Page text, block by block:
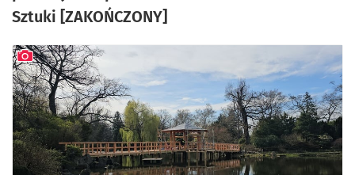
Sztuki [ZAKOŃCZONY]